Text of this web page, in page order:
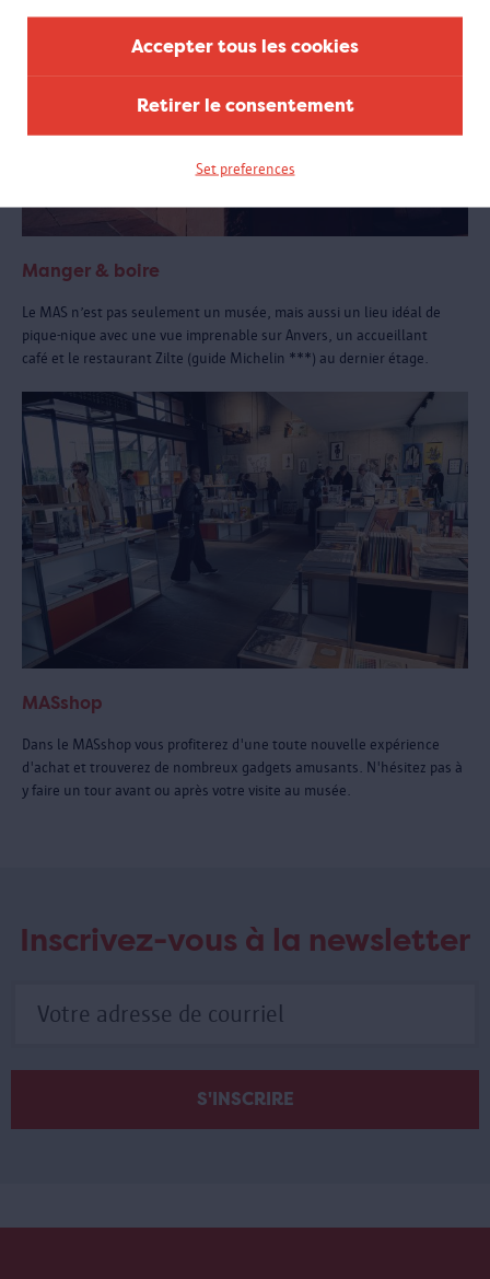
Accepter tous les cookies
Retirer le consentement
Set preferences
Manger & boire
Le MAS n’est pas seulement un musée, mais aussi un lieu idéal de
pique-nique avec une vue imprenable sur Anvers, un accueillant
café et le restaurant Zilte (guide Michelin ***) au dernier étage.
MASshop
Dans le MASshop vous profiterez d'une toute nouvelle expérience
d'achat et trouverez de nombreux gadgets amusants. N'hésitez pas à
y faire un tour avant ou après votre visite au musée.
Inscrivez-vous à la newsletter